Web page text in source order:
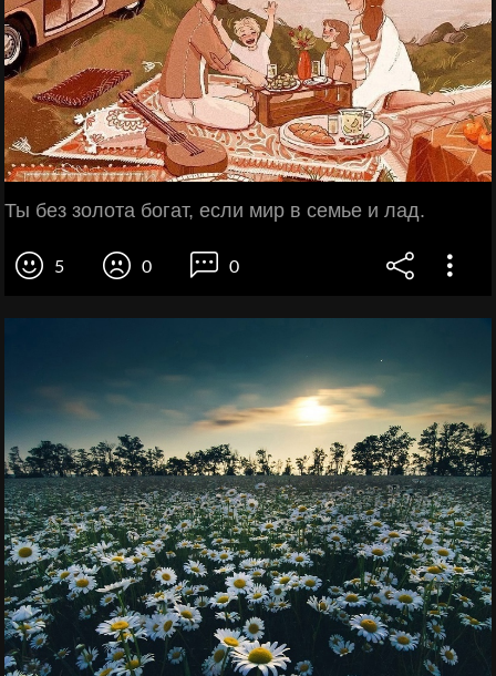
Ты без золота богат, если мир в семье и лад.
5 0 0